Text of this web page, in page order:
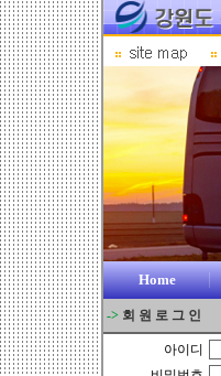
Home
-> 회 원 로 그 인
아이디